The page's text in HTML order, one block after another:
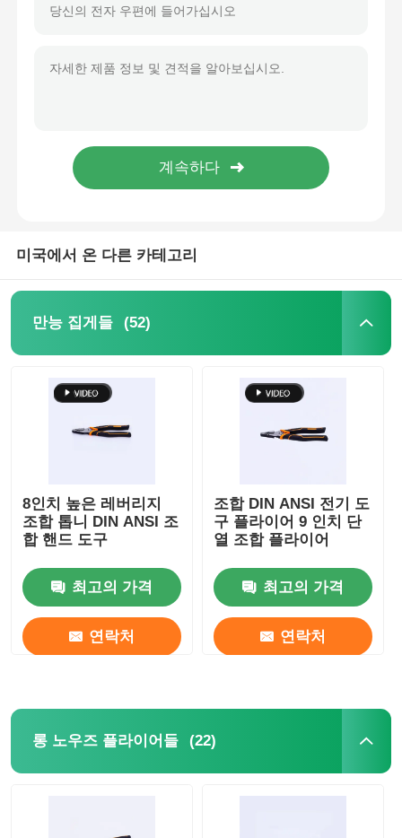
미국에서 온 다른 카테고리
만능 집게들 (52)
8인치 높은 레버리지
조합 톱니 DIN ANSI 조
합 핸드 도구
최고의 가격
연락처
조합 DIN ANSI 전기 도
구 플라이어 9 인치 단
열 조합 플라이어
최고의 가격
연락처
롱 노우즈 플라이어들 (22)